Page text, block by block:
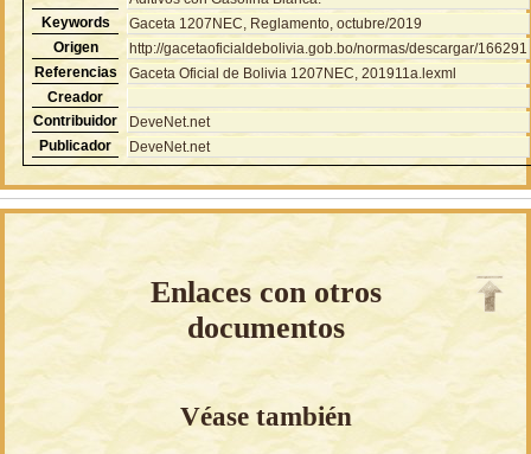
Keywords
Gaceta 1207NEC, Reglamento, octubre/2019
Origen
http://gacetaoficialdebolivia.gob.bo/normas/descargar/166291
Referencias
Gaceta Oficial de Bolivia 1207NEC, 201911a.lexml
Creador
Contribuidor
DeveNet.net
Publicador
DeveNet.net
Enlaces con otros
documentos
Véase también